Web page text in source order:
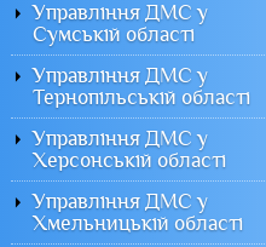
Управління ДМС у
Сумській області
Управління ДМС у
Тернопільській області
Управління ДМС у
Херсонській області
Управління ДМС у
Хмельницькій області